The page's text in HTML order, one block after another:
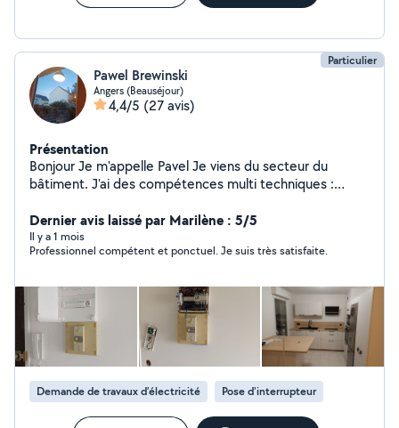
Particulier
Pawel Brewinski
Angers (Beauséjour)
4,4/5 (27 avis)
Présentation
Bonjour Je m'appelle Pavel Je viens du secteur du
bâtiment. J'ai des compétences multi techniques :
20 d'expériences à votre service !
Dernier avis laissé par Marilène : 5/5
Il y a 1 mois
Professionnel compétent et ponctuel. Je suis très satisfaite.
Demande de travaux d’électricité Pose d'interrupteur